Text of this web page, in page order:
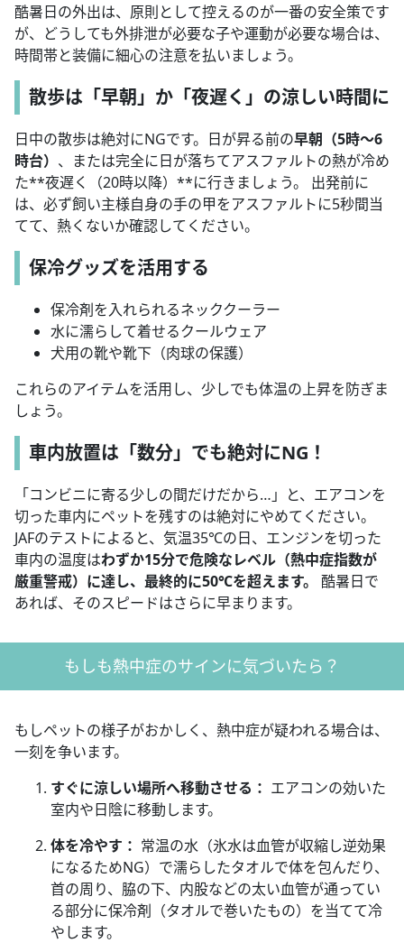
酷暑日の外出は、原則として控えるのが一番の安全策です
が、どうしても外排泄が必要な子や運動が必要な場合は、
時間帯と装備に細心の注意を払いましょう。
散歩は「早朝」か「夜遅く」の涼しい時間に
日中の散歩は絶対にNGです。日が昇る前の早朝（5時〜6
時台） 、または完全に日が落ちてアスファルトの熱が冷め
た**夜遅く（20時以降）**に行きましょう。 出発前に
は、必ず飼い主様自身の手の甲をアスファルトに5秒間当
てて、熱くないか確認してください。
保冷グッズを活用する
保冷剤を入れられるネッククーラー
水に濡らして着せるクールウェア
犬用の靴や靴下（肉球の保護）
これらのアイテムを活用し、少しでも体温の上昇を防ぎま
しょう。
車内放置は「数分」でも絶対にNG！
「コンビニに寄る少しの間だけだから…」と、エアコンを
切った車内にペットを残すのは絶対にやめてください。
JAFのテストによると、気温35℃の日、エンジンを切った
車内の温度はわずか15分で危険なレベル（熱中症指数が
厳重警戒）に達し、最終的に50℃を超えます。
酷暑日で
あれば、そのスピードはさらに早まります。
もしも熱中症のサインに気づいたら？
もしペットの様子がおかしく、熱中症が疑われる場合は、
一刻を争います。
すぐに涼しい場所へ移動させる： エアコンの効いた
室内や日陰に移動します。
体を冷やす： 常温の水（氷水は血管が収縮し逆効果
になるためNG）で濡らしたタオルで体を包んだり、
首の周り、脇の下、内股などの太い血管が通ってい
る部分に保冷剤（タオルで巻いたもの）を当てて冷
やします。